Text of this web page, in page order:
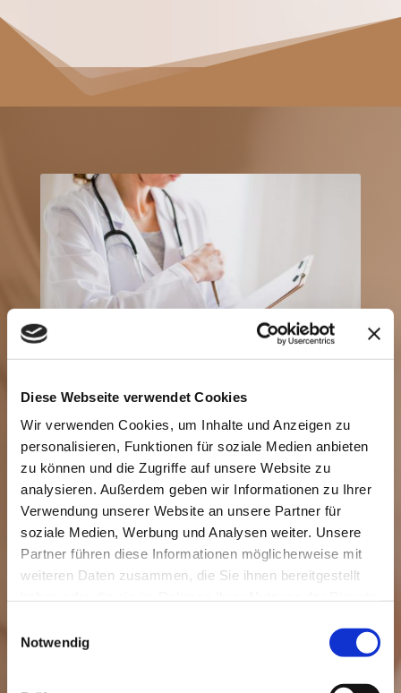
Diese Webseite verwendet Cookies
Wir verwenden Cookies, um Inhalte und Anzeigen zu
personalisieren, Funktionen für soziale Medien anbieten
zu können und die Zugriffe auf unsere Website zu
analysieren. Außerdem geben wir Informationen zu Ihrer
Verwendung unserer Website an unsere Partner für
soziale Medien, Werbung und Analysen weiter. Unsere
Partner führen diese Informationen möglicherweise mit
weiteren Daten zusammen, die Sie ihnen bereitgestellt
Notwendig
Dr. med. Iduna Alscher
Ich bin in einem medizinischen Umfeld mit sozialen
Engagement aufgewachsen und habe dies mir zeitig
zu eigen gemacht, auch getragen von meiner
christlichen Konfession.
Das Fachgebiet Dermatologie begeistert mich durch
seine Vielseitigkeit mittlerweile auch durch die
Grundlagenforschung für den Einsatz neuer Krebs-
und Immuntherapien. Besondere Schwerpunkte in